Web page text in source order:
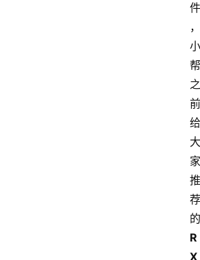
件
，
小
帮
之
前
给
大
家
推
荐
的
R
X